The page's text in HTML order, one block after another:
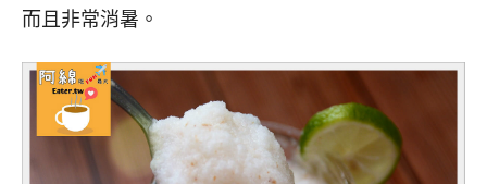
而且非常消暑。